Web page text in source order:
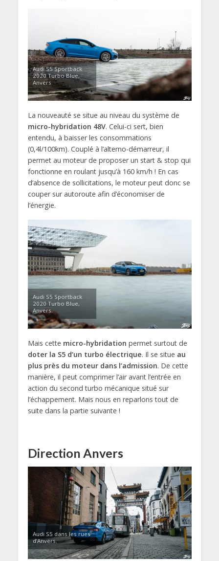
Audi S5 Sportback
2020 Turbo Blue,
Anvers.
La nouveauté se situe au niveau du système de
micro-hybridation 48V. Celui-ci sert, bien
entendu, à baisser les consommations
(0,4l/100km). Couplé à l’alterno-démarreur, il
permet au moteur de proposer un start & stop qui
fonctionne en roulant jusqu’à 160 km/h ! En cas
d’absence de sollicitations, le moteur peut donc se
couper sur autoroute afin d’économiser de
l’énergie.
Audi S5 Sportback
2020 Turbo Blue,
Anvers.
Mais cette micro-hybridation permet surtout de
doter la S5 d’un turbo électrique. Il se situe au
plus près du moteur dans l’admission. De cette
manière, il peut comprimer l’air avant l’entrée en
action du second turbo mécanique situé sur
l’échappement. Mais nous en reparlons tout de
suite dans la partie suivante !
Direction Anvers
Audi S5 dans les rues
d’Anvers.